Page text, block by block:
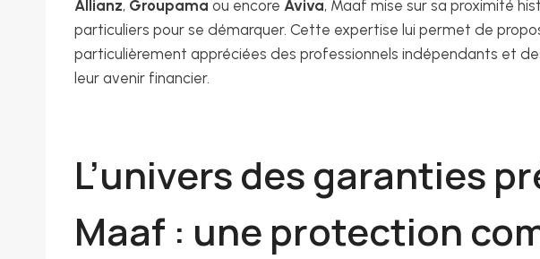
Allianz, Groupama ou encore Aviva, Maaf mise sur sa proximité
particuliers pour se démarquer. Cette expertise lui permet de
particulièrement appréciées des professionnels indépendants et
leur avenir financier.
L’univers des garanties
Maaf : une protection